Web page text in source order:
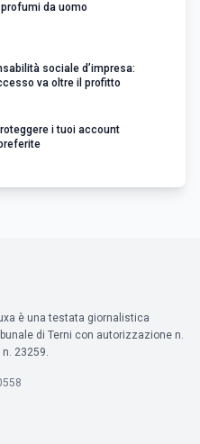
da uomo
sociale d’impresa:
va oltre il profitto
i tuoi account
è una testata giornalistica
di Terni con autorizzazione n.
23259.